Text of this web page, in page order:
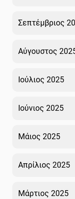
Σεπτέμβριος
Αύγουστος
Ιούλιος 2025
Ιούνιος 2025
Μάιος 2025
Απρίλιος 2025
Μάρτιος 2025